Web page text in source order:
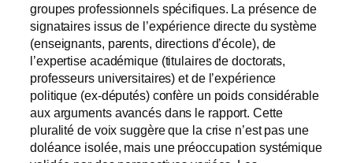
groupes professionnels spécifiques. La présence de
signataires issus de l’expérience directe du système
(enseignants, parents, directions d’école), de
l’expertise académique (titulaires de doctorats,
professeurs universitaires) et de l’expérience
politique (ex-députés) confère un poids considérable
aux arguments avancés dans le rapport. Cette
pluralité de voix suggère que la crise n’est pas une
doléance isolée, mais une préoccupation systémique